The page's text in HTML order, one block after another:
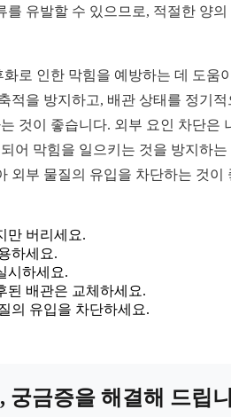
를 유발할 수 있으므로, 적절한 양의
로 인한 막힘을 예방하는 데 도움
적을 방지하고, 배관 상태를 정기적
것이 좋습니다. 외부 요인 차단은
어 막힘을 일으키는 것을 방지하는
외부 물질의 유입을 차단하는 것이
만 버리세요.
하세요.
시하세요.
된 배관은 교체하세요.
의 유입을 차단하세요.
궁금증을 해결해 드립